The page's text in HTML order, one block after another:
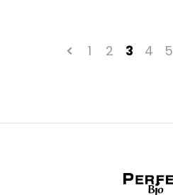
1 2 3 4 5